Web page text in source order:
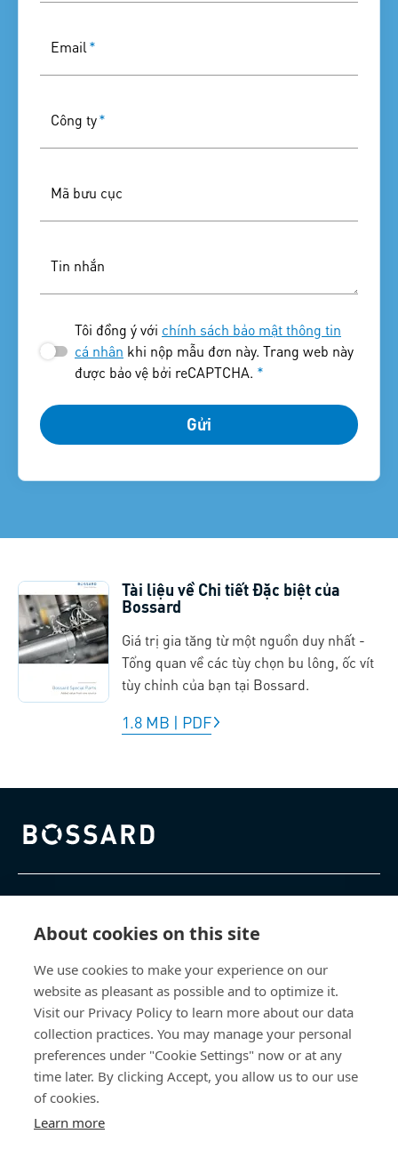
About cookies on this site
We use cookies to make your experience on our
website as pleasant as possible and to optimize it.
Visit our Privacy Policy to learn more about our data
collection practices. You may manage your personal
preferences under "Cookie Settings" now or at any
time later. By clicking Accept, you allow us to our use
of cookies.
Learn more
Email *
Công ty*
Mã bưu cục
Tin nhắn
Tôi đồng ý với chính sách bảo mật thông tin
cá nhân khi nộp mẫu đơn này. Trang web này
được bảo vệ bởi reCAPTCHA. *
Gửi
Tài liệu về Chi tiết Đặc biệt của
Bossard
Giá trị gia tăng từ một nguồn duy nhất -
Tổng quan về các tùy chọn bu lông, ốc vít
tùy chỉnh của bạn tại Bossard.
1.8 MB | PDF
Bossard homepage
Truy cập trực tiếp
Về Chúng Tôi
Bossard Việt Nam
80 - 82 Nguyễn Văn Kỉnh